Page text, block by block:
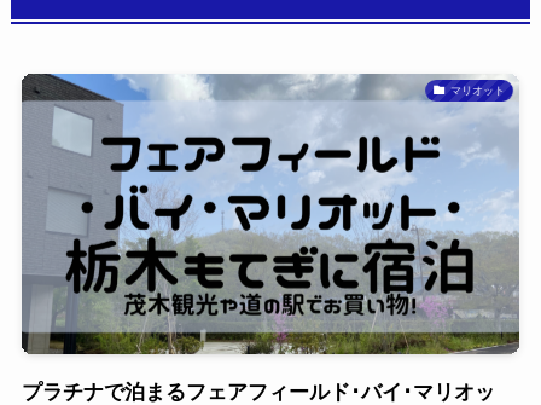
マリオット
プラチナで泊まるフェアフィールド･バイ･マリオッ